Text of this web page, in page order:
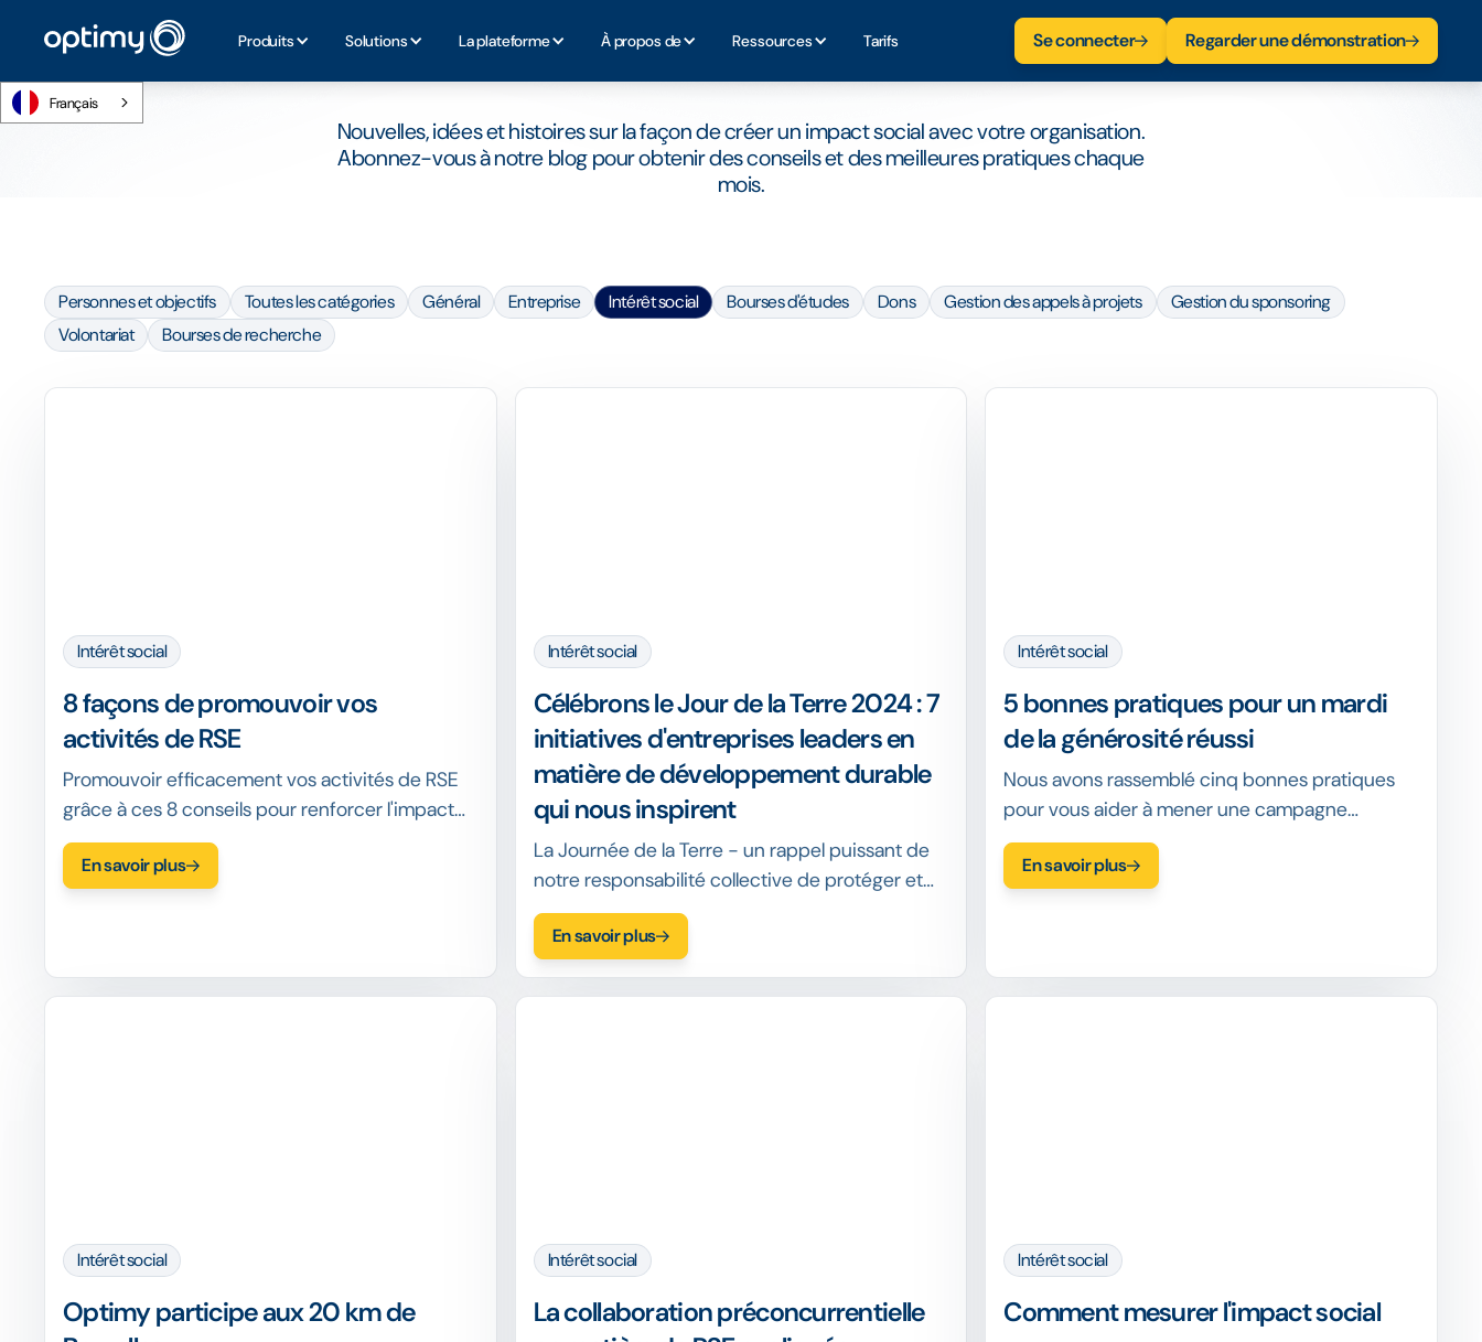
Produits Solutions La plateforme À propos de Ressources Tarifs Se connecter Regarder une démonstration
Français
Intérêt social
Nouvelles, idées et histoires sur la façon de créer un impact social avec votre organisation.
Abonnez-vous à notre blog pour obtenir des conseils et des meilleures pratiques chaque
mois.
Personnes et objectifs Toutes les catégories Général Entreprise Intérêt social Bourses d'études Dons Gestion des appels à projets
Gestion du sponsoring
Volontariat
Bourses de recherche
Intérêt social
8 façons de promouvoir vos
activités de RSE
Promouvoir efficacement vos activités de RSE
grâce à ces 8 conseils pour renforcer l'impact
de votre marque et favoriser l'engagement
positif des parties prenantes, tout en préservant
En savoir plus
Intérêt social
Célébrons le Jour de la Terre 2024 : 7
initiatives d'entreprises leaders en
matière de développement durable
qui nous inspirent
La Journée de la Terre - un rappel puissant de
notre responsabilité collective de protéger et
de préserver notre planète. Reconnaître les
efforts entrepris par les entreprises en matière
En savoir plus
Intérêt social
5 bonnes pratiques pour un mardi
de la générosité réussi
Nous avons rassemblé cinq bonnes pratiques
pour vous aider à mener une campagne
GivingTuesday réussie tout en faisant une réelle
différence pour les causes locales.
En savoir plus
Intérêt social
Optimy participe aux 20 km de
Intérêt social
La collaboration préconcurrentielle
Intérêt social
Comment mesurer l'impact social